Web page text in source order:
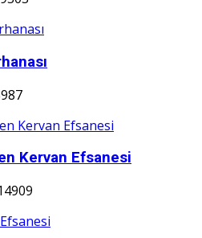
Kervan Efsanesi